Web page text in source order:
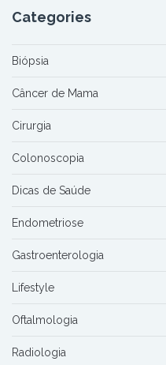
Categories
Biópsia
Câncer de Mama
Cirurgia
Colonoscopia
Dicas de Saúde
Endometriose
Gastroenterologia
Lifestyle
Oftalmologia
Radiologia